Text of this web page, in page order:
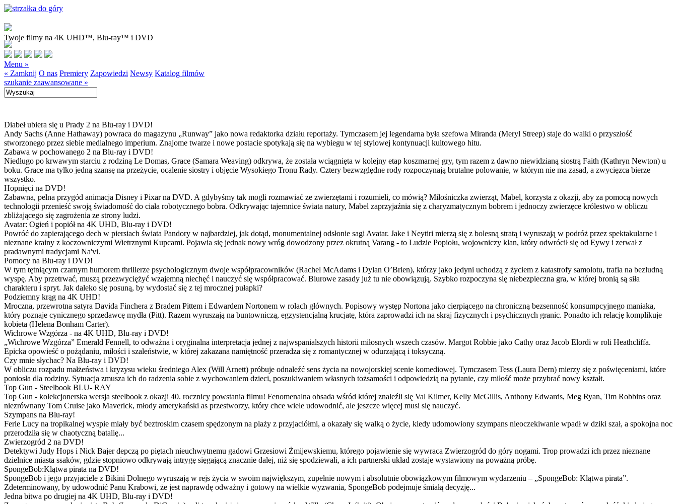
Twoje filmy na 4K UHD™, Blu-ray™ i DVD
Menu »
« Zamknij O nas Premiery Zapowiedzi Newsy Katalog filmów
szukanie zaawansowane »
Diabeł ubiera się u Prady 2 na Blu-ray i DVD!
Andy Sachs (Anne Hathaway) powraca do magazynu „Runway” jako nowa redaktorka działu reportaży. Tymczasem jej legendarna była szefowa Miranda (Meryl Streep) staje do walki o przyszłość
stworzonego przez siebie medialnego imperium. Znajome twarze i nowe postacie spotykają się na wybiegu w tej stylowej kontynuacji kultowego hitu.
Zabawa w pochowanego 2 na Blu-ray i DVD!
Niedługo po krwawym starciu z rodziną Le Domas, Grace (Samara Weaving) odkrywa, że została wciągnięta w kolejny etap koszmarnej gry, tym razem z dawno niewidzianą siostrą Faith (Kathryn Newton) u
boku. Grace ma tylko jedną szansę na przeżycie, ocalenie siostry i objęcie Wysokiego Tronu Rady. Cztery bezwzględne rody rozpoczynają brutalne polowanie, w którym nie ma zasad, a zwycięzca bierze
wszystko.
Hopnięci na DVD!
Zabawna, pełna przygód animacja Disney i Pixar na DVD. A gdybyśmy tak mogli rozmawiać ze zwierzętami i rozumieli, co mówią? Miłośniczka zwierząt, Mabel, korzysta z okazji, aby za pomocą nowych
technologii przenieść swoją świadomość do ciała robotycznego bobra. Odkrywając tajemnice świata natury, Mabel zaprzyjaźnia się z charyzmatycznym bobrem i jednoczy zwierzęce królestwo w obliczu
zbliżającego się zagrożenia ze strony ludzi.
Avatar: Ogień i popiół na 4K UHD, Blu-ray i DVD!
Powróć do zapierającego dech w piersiach świata Pandory w najbardziej, jak dotąd, monumentalnej odsłonie sagi Avatar. Jake i Neytiri mierzą się z bolesną stratą i wyruszają w podróż przez spektakularne i
nieznane krainy z koczowniczymi Wietrznymi Kupcami. Pojawia się jednak nowy wróg dowodzony przez okrutną Varang - to Ludzie Popiołu, wojowniczy klan, który odwrócił się od Eywy i zerwał z
pradawnymi tradycjami Na'vi.
Pomocy na Blu-ray i DVD!
W tym tętniącym czarnym humorem thrillerze psychologicznym dwoje współpracowników (Rachel McAdams i Dylan O’Brien), którzy jako jedyni uchodzą z życiem z katastrofy samolotu, trafia na bezludną
wyspę. Aby przetrwać, muszą przezwyciężyć wzajemną niechęć i nauczyć się współpracować. Biurowe zasady już tu nie obowiązują. Szybko rozpoczyna się niebezpieczna gra, w której bronią są siła
charakteru i spryt. Jak daleko się posuną, by wydostać się z tej mrocznej pułapki?
Podziemny krąg na 4K UHD!
Mroczna, przewrotna satyra Davida Finchera z Bradem Pittem i Edwardem Nortonem w rolach głównych. Popisowy występ Nortona jako cierpiącego na chroniczną bezsenność konsumpcyjnego maniaka,
który poznaje cynicznego sprzedawcę mydła (Pitt). Razem wyruszają na buntowniczą, egzystencjalną krucjatę, która zaprowadzi ich na skraj fizycznych i psychicznych granic. Ponadto ich relację komplikuje
kobieta (Helena Bonham Carter).
Wichrowe Wzgórza - na 4K UHD, Blu-ray i DVD!
„Wichrowe Wzgórza” Emerald Fennell, to odważna i oryginalna interpretacja jednej z najwspanialszych historii miłosnych wszech czasów. Margot Robbie jako Cathy oraz Jacob Elordi w roli Heathcliffa.
Epicka opowieść o pożądaniu, miłości i szaleństwie, w której zakazana namiętność przeradza się z romantycznej w odurzającą i toksyczną.
Czy mnie słychac? Na Blu-ray i DVD!
W obliczu rozpadu małżeństwa i kryzysu wieku średniego Alex (Will Arnett) próbuje odnaleźć sens życia na nowojorskiej scenie komediowej. Tymczasem Tess (Laura Dern) mierzy się z poświęceniami, które
poniosła dla rodziny. Sytuacja zmusza ich do radzenia sobie z wychowaniem dzieci, poszukiwaniem własnych tożsamości i odpowiedzią na pytanie, czy miłość może przybrać nowy kształt.
Top Gun - Steelbook BLU- RAY
Top Gun - kolekcjonerska wersja steelbook z okazji 40. rocznicy powstania filmu! Fenomenalna obsada wśród której znaleźli się Val Kilmer, Kelly McGillis, Anthony Edwards, Meg Ryan, Tim Robbins oraz
niezrównany Tom Cruise jako Maverick, młody amerykański as przestworzy, który chce wiele udowodnić, ale jeszcze więcej musi się nauczyć.
Szympans na Blu-ray!
Ferie Lucy na tropikalnej wyspie miały być beztroskim czasem spędzonym na plaży z przyjaciółmi, a okazały się walką o życie, kiedy udomowiony szympans nieoczekiwanie wpadł w dziki szał, a spokojna noc
przerodziła się w chaotyczną batalię...
Zwierzogród 2 na DVD!
Detektywi Judy Hops i Nick Bajer depczą po piętach nieuchwytnemu gadowi Grzesiowi Żmijewskiemu, którego pojawienie się wywraca Zwierzogród do góry nogami. Trop prowadzi ich przez nieznane
dzielnice miasta ssaków, gdzie stopniowo odkrywają intrygę sięgającą znacznie dalej, niż się spodziewali, a ich partnerski układ zostaje wystawiony na poważną próbę.
SpongeBob:Klątwa pirata na DVD!
SpongeBob i jego przyjaciele z Bikini Dolnego wyruszają w rejs życia w swoim największym, zupełnie nowym i absolutnie obowiązkowym filmowym wydarzeniu – „SpongeBob: Klątwa pirata”.
Zdeterminowany, by udowodnić Panu Krabowi, że jest naprawdę odważny i gotowy na wielkie wyzwania, SpongeBob podejmuje śmiałą decyzję...
Jedna bitwa po drugiej na 4K UHD, Blu-ray i DVD!